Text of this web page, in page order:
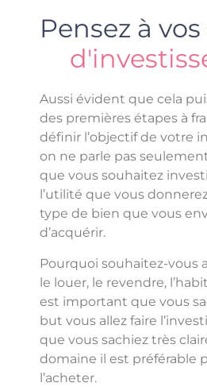
Pensez à
Aussi évident que cela
des premières étapes à
définir l’objectif de votre
on ne parle pas
que vous souhaitez
l’utilité que vous
type de bien que vous
d’acquérir.
Pourquoi souhaitez-vous
le louer, le revendre,
est important que vous
but vous allez faire
que vous sachiez très
domaine il est préférable
l’acheter.